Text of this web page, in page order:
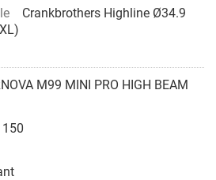
Crankbrothers Highline Ø34.9
M99 MINI PRO HIGH BEAM
150